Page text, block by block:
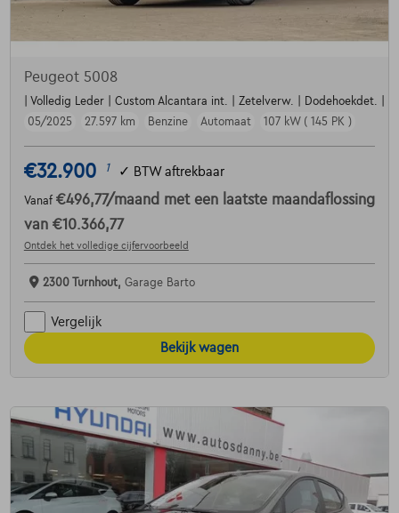
Peugeot 5008
| Volledig Leder | Custom Alcantara int. | Zetelverw. | Dodehoekdet. |
05/2025
27.597 km Benzine Automaat 107 kW ( 145 PK )
€32.900 1 ✓ BTW aftrekbaar
Vanaf €496,77/maand met een laatste maandaflossing
van €10.366,77
Ontdek het volledige cijfervoorbeeld
2300 Turnhout, Garage Barto
Vergelijk
Bekijk wagen